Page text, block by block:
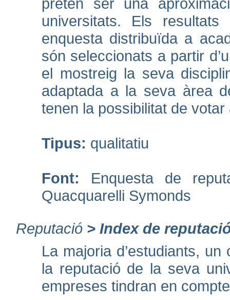
universitats. Els
enquesta distribuïda a
són seleccionats a partir
el mostreig la seva
adaptada a la seva àrea
tenen la possibilitat de
Tipus: qualitatiu
Font: Enquesta de
Quacquarelli Symonds
Reputació > Index de
La majoria d’estudiants,
la reputació de la seva
empreses tindran en